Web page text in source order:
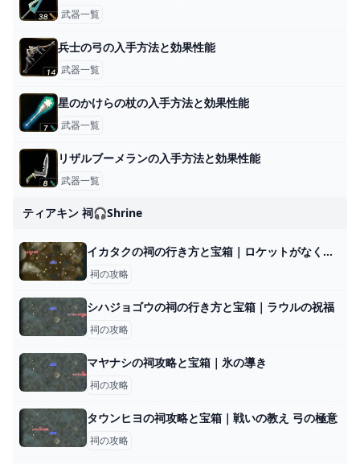
武器一覧
兵士の弓の入手方法と効果性能
武器一覧
星のかけらの杖の入手方法と効果性能
武器一覧
リザルブーメランの入手方法と効果性能
武器一覧
ティアキン 祠🎧shrine
イカタクの祠の行き方と宝箱｜ロケットがなくなったら？
祠の攻略
シハジョゴウの祠の行き方と宝箱｜ラウルの祝福
祠の攻略
マヤナシの祠攻略と宝箱｜氷の導き
祠の攻略
タウンヒヨの祠攻略と宝箱｜戦いの教え 弓の極意
祠の攻略